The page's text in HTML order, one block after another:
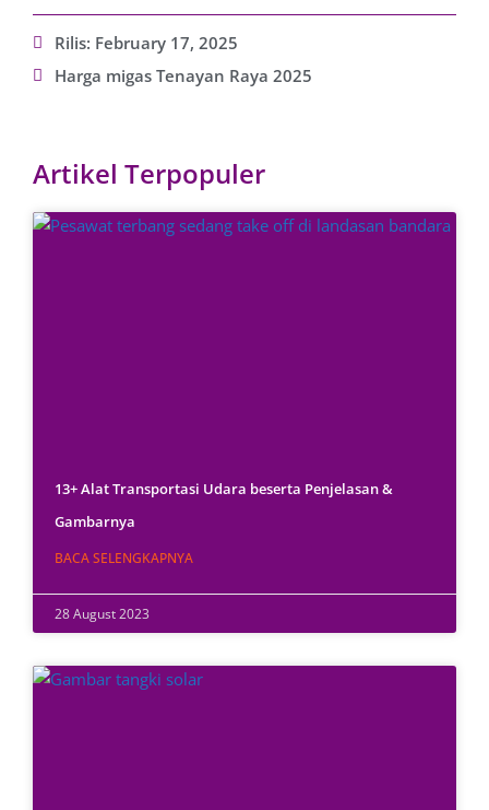
Rilis: February 17, 2025
Harga migas Tenayan Raya 2025
Artikel Terpopuler
13+ Alat Transportasi Udara beserta Penjelasan &
Gambarnya
BACA SELENGKAPNYA
28 August 2023